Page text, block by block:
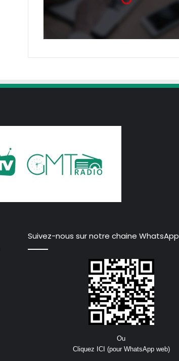
Suivez-nous sur notre chaine WhatsApp
Ou
Cliquez ICI (pour WhatsApp web)